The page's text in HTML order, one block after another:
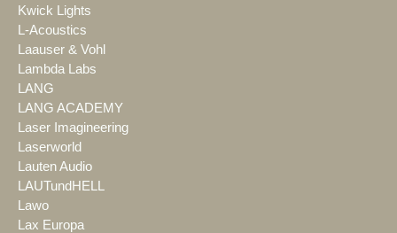
Kwick Lights
L-Acoustics
Laauser & Vohl
Lambda Labs
LANG
LANG ACADEMY
Laser Imagineering
Laserworld
Lauten Audio
LAUTundHELL
Lawo
Lax Europa